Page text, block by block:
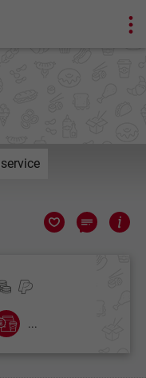
...